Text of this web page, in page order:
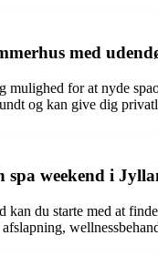
med
mulighed for at nyde
og kan give dig
weekend i
du starte med at